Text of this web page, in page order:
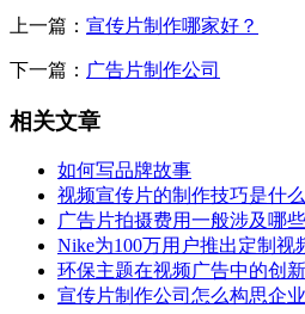
上一篇： 宣传片制作哪家好？
下一篇： 广告片制作公司
相关文章
如何写品牌故事
视频宣传片的制作技巧是什
广告片拍摄费用一般涉及哪
Nike为100万用户推出定制视
环保主题在视频广告中的创
宣传片制作公司怎么构思企